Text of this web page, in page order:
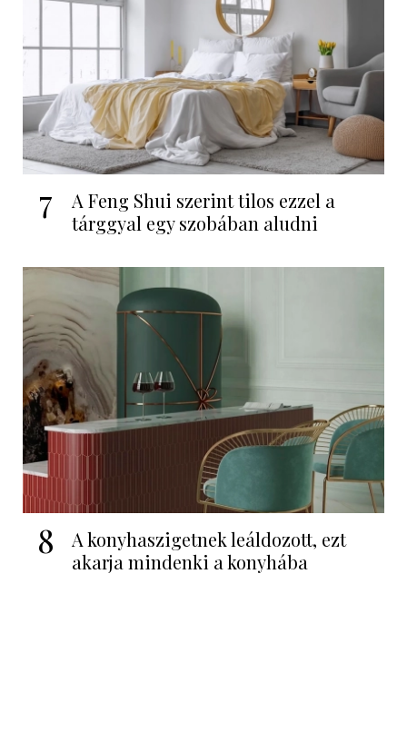
7
A Feng Shui szerint tilos ezzel a
tárggyal egy szobában aludni
8
A konyhaszigetnek leáldozott, ezt
akarja mindenki a konyhába